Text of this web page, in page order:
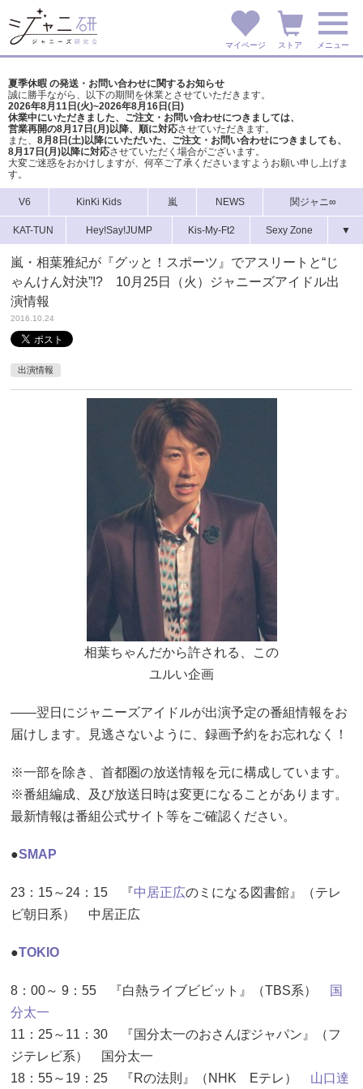
マイページ ストア メニュー
夏季休暇 の発送・お問い合わせに関するお知らせ
誠に勝手ながら、以下の期間を休業とさせていただきます。
2026年8月11日(火)~2026年8月16日(日)
休業中にいただきました、ご注文・お問い合わせにつきましては、
営業再開の8月17日(月)以降、順に対応させていただきます。
また、 8月8日(土)以降にいただいた、ご注文・ お問い合わせにつきましても、
8月17日(月)以降に対応させていただく場合がございます。
大変ご迷惑をおかけしますが、 何卒ご了承くださいますようお願い申し上げま
す。
V6 KinKi Kids 嵐 NEWS 関ジャニ∞
KAT-TUN Hey!Say!JUMP Kis-My-Ft2 Sexy Zone ▼
嵐・相葉雅紀が『グッと！スポーツ』でアスリートと“じ
ゃんけん対決”!? 10月25日（火）ジャニーズアイドル出
演情報
2016.10.24
出演情報
相葉ちゃんだから許される、この
ユルい企画
――翌日にジャニーズアイドルが出演予定の番組情報をお
届けします。見逃さないように、録画予約をお忘れなく！
※一部を除き、首都圏の放送情報を元に構成しています。
※番組編成、及び放送日時は変更になることがあります。
最新情報は番組公式サイト等をご確認ください。
●SMAP
23：15～24：15 『中居正広のミになる図書館』（テレ
ビ朝日系） 中居正広
●TOKIO
8：00～ 9：55 『白熱ライブビビット』（TBS系）
国
分太一
11：25～11：30 『国分太一のおさんぽジャパン』（フ
ジテレビ系） 国分太一
18：55～19：25 『Rの法則』（NHK Eテレ） 山口達